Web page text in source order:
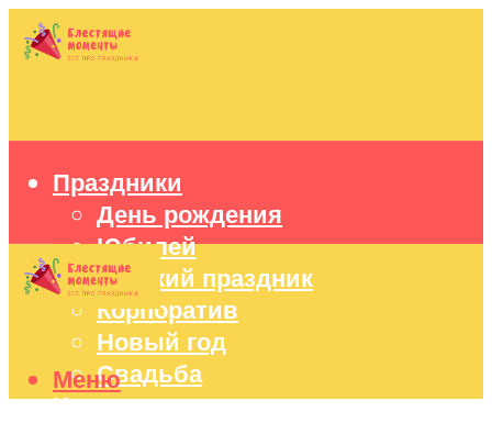
Праздники
День рождения
Юбилей
Детский праздник
Корпоратив
Новый год
Свадьба
Идеи подарков
Меню